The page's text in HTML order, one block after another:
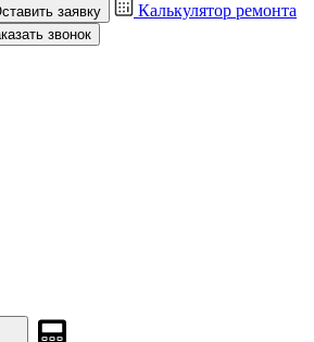
заявку
Калькулятор ремонта
звонок